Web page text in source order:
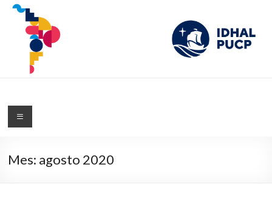
IDHAL
Blog del Instituto de Desarrollo Humano de América Latina de la PUCP
Mes: agosto 2020